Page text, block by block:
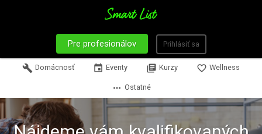
Pre profesionálov Prihlásiť sa
build Domácnosť event Eventy library_books Kurzy favorite_border Wellness
more_horiz Ostatné